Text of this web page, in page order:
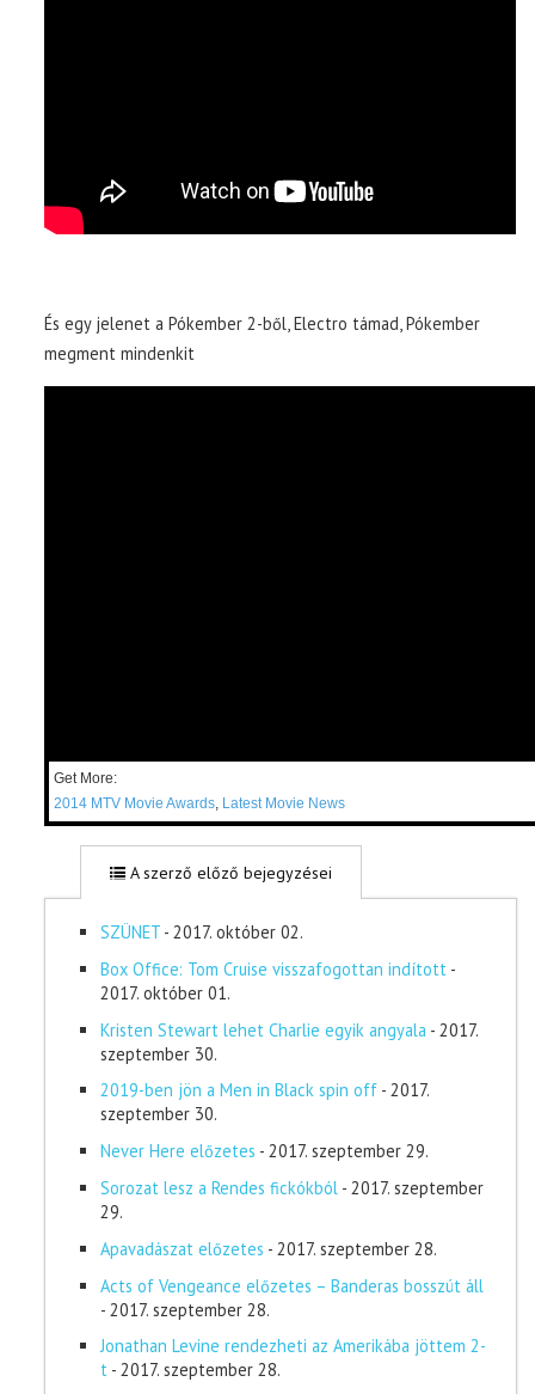
És egy jelenet a Pókember 2-ből, Electro támad, Pókember
megment mindenkit
Get More:
2014 MTV Movie Awards, Latest Movie News
A szerző előző bejegyzései
SZÜNET - 2017. október 02.
Box Office: Tom Cruise visszafogottan indított -
2017. október 01.
Kristen Stewart lehet Charlie egyik angyala - 2017.
szeptember 30.
2019-ben jön a Men in Black spin off - 2017.
szeptember 30.
Never Here előzetes - 2017. szeptember 29.
Sorozat lesz a Rendes fickókból - 2017. szeptember
29.
Apavadászat előzetes - 2017. szeptember 28.
Acts of Vengeance előzetes – Banderas bosszút áll
- 2017. szeptember 28.
Jonathan Levine rendezheti az Amerikába jöttem 2-
t - 2017. szeptember 28.